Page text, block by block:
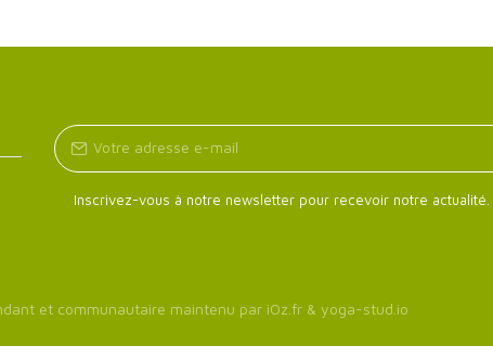
Inscrivez-vous à notre newsletter pour recevoir notre actualité.
et communautaire maintenu par iOz.fr & yoga-stud.io